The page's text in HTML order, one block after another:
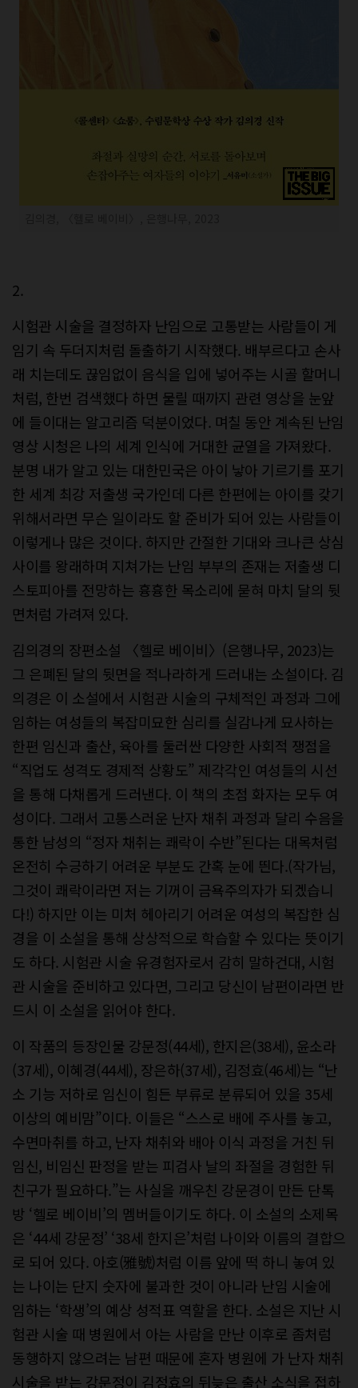
2.
시험관 시술을 결정하자 난임으로 고통받는 사람들이 게
임기 속 두더지처럼 돌출하기 시작했다. 배부르다고 손사
래 치는데도 끊임없이 음식을 입에 넣어주는 시골 할머니
처럼, 한번 검색했다 하면 물릴 때까지 관련 영상을 눈앞
에 들이대는 알고리즘 덕분이었다. 며칠 동안 계속된 난임
영상 시청은 나의 세계 인식에 거대한 균열을 가져왔다.
분명 내가 알고 있는 대한민국은 아이 낳아 기르기를 포기
한 세계 최강 저출생 국가인데 다른 한편에는 아이를 갖기
위해서라면 무슨 일이라도 할 준비가 되어 있는 사람들이
이렇게나 많은 것이다. 하지만 간절한 기대와 크나큰 상심
사이를 왕래하며 지쳐가는 난임 부부의 존재는 저출생 디
스토피아를 전망하는 흉흉한 목소리에 묻혀 마치 달의 뒷
면처럼 가려져 있다.
김의경의 장편소설 〈헬로 베이비〉(은행나무, 2023)는
그 은폐된 달의 뒷면을 적나라하게 드러내는 소설이다. 김
의경은 이 소설에서 시험관 시술의 구체적인 과정과 그에
임하는 여성들의 복잡미묘한 심리를 실감나게 묘사하는
한편 임신과 출산, 육아를 둘러싼 다양한 사회적 쟁점을
“직업도 성격도 경제적 상황도” 제각각인 여성들의 시선
을 통해 다채롭게 드러낸다. 이 책의 초점 화자는 모두 여
성이다. 그래서 고통스러운 난자 채취 과정과 달리 수음을
통한 남성의 “정자 채취는 쾌락이 수반”된다는 대목처럼
온전히 수긍하기 어려운 부분도 간혹 눈에 띈다.(작가님,
그것이 쾌락이라면 저는 기꺼이 금욕주의자가 되겠습니
다!) 하지만 이는 미처 헤아리기 어려운 여성의 복잡한 심
경을 이 소설을 통해 상상적으로 학습할 수 있다는 뜻이기
도 하다. 시험관 시술 유경험자로서 감히 말하건대, 시험
관 시술을 준비하고 있다면, 그리고 당신이 남편이라면 반
드시 이 소설을 읽어야 한다.
이 작품의 등장인물 강문정(44세), 한지은(38세), 윤소라
(37세), 이혜경(44세), 장은하(37세), 김정효(46세)는 “난
소 기능 저하로 임신이 힘든 부류로 분류되어 있을 35세
이상의 예비맘”이다. 이들은 “스스로 배에 주사를 놓고,
수면마취를 하고, 난자 채취와 배아 이식 과정을 거친 뒤
임신, 비임신 판정을 받는 피검사 날의 좌절을 경험한 뒤
친구가 필요하다.”는 사실을 깨우친 강문경이 만든 단톡
방 ‘헬로 베이비’의 멤버들이기도 하다. 이 소설의 소제목
은 ‘44세 강문정’ ‘38세 한지은’처럼 나이와 이름의 결합으
로 되어 있다. 아호(雅號)처럼 이름 앞에 떡 하니 놓여 있
는 나이는 단지 숫자에 불과한 것이 아니라 난임 시술에
임하는 ‘학생’의 예상 성적표 역할을 한다. 소설은 지난 시
험관 시술 때 병원에서 아는 사람을 만난 이후로 좀처럼
동행하지 않으려는 남편 때문에 혼자 병원에 가 난자 채취
시술을 받는 강문정이 김정효의 뒤늦은 출산 소식을 접하